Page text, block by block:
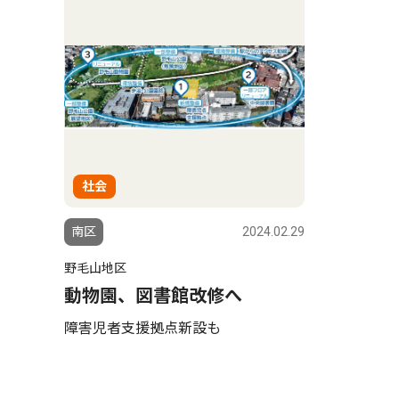
社会
南区 2024.02.29
野毛山地区
動物園、図書館改修へ
障害児者支援拠点新設も